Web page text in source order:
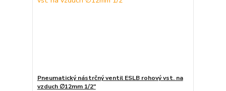
Pneumatický nástrčný ventil ESLB rohový vst. na
vzduch ∅12mm 1/2"